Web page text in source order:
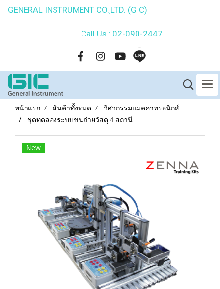
GENERAL INSTRUMENT CO.,LTD. (GIC)
Call Us : 02-090-2447
หน้าแรก สินค้าทั้งหมด
วิศวกรรมแมคคาทรอนิกส์
ชุดทดลองระบบขนถ่ายวัสดุ 4 สถานี
New